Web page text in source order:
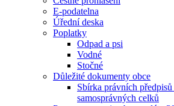
E-podatelna
Úřední deska
Poplatky
Odpad a psi
Vodné
Stočné
Důležité dokumenty obce
Sbírka právních
samosprávných celků